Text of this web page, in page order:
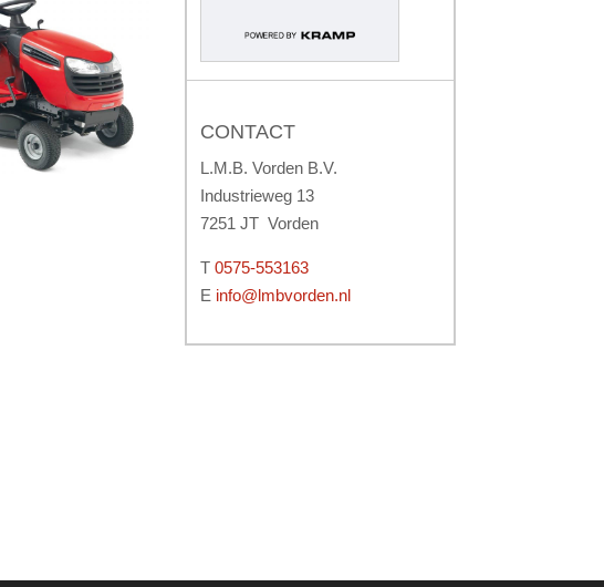
CONTACT
L.M.B. Vorden B.V.
Industrieweg 13
7251 JT Vorden
T 0575-553163
E info@lmbvorden.nl